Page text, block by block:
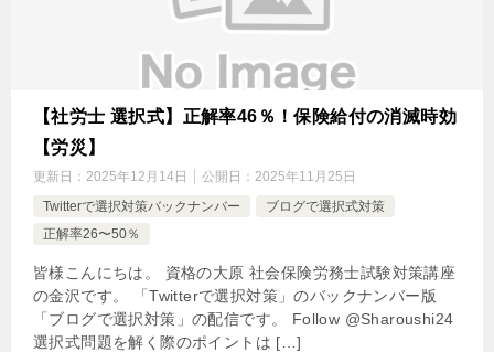
【社労士 選択式】正解率46％！保険給付の消滅時効
【労災】
更新日： 2025年12月14日 公開日： 2025年11月25日
Twitterで選択対策バックナンバー
ブログで選択式対策
正解率26〜50％
皆様こんにちは。 資格の大原 社会保険労務士試験対策講座
の金沢です。 「Twitterで選択対策」のバックナンバー版
「ブログで選択対策」の配信です。 Follow @Sharoushi24
選択式問題を解く際のポイントは […]